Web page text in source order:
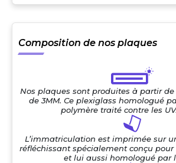
Composition de nos plaques
Nos plaques sont produites à partir de
de 3MM. Ce plexiglass homologué
polymère traité contre les
L’immatriculation est imprimée sur
réfléchissant spécialement conçu
et lui aussi homologué par